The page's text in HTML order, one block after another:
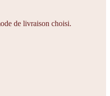
de livraison choisi.